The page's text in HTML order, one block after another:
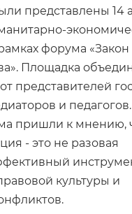
представлены 14
форума
Площадка
представителей
и педагогов.
пришли к мнению,
- это не разовая
культуры и